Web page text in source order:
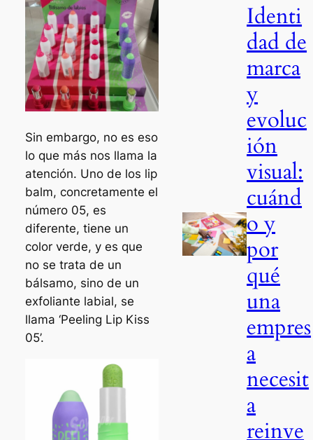
Sin embargo, no es eso
lo que más nos llama la
atención. Uno de los lip
balm, concretamente el
número 05, es
diferente, tiene un
color verde, y es que
no se trata de un
bálsamo, sino de un
exfoliante labial, se
llama ‘Peeling Lip Kiss
05’.
Identi
dad de
marca
y
evoluc
ión
visual:
cuánd
o y
por
qué
una
empres
a
necesit
a
reinve